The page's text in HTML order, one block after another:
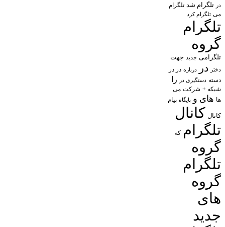
در تلگرام شد تلگرام
می تلگرام کرد
تلگرام
گروه
تلگرامی جدید جهت
دختر در درباره در در
دسته دستگیری در را
شبکه + شرکت می
ها های و پایگاه پیام
کانال کانال
تلگرام که
گروه
تلگرام
گروه
های
جدید